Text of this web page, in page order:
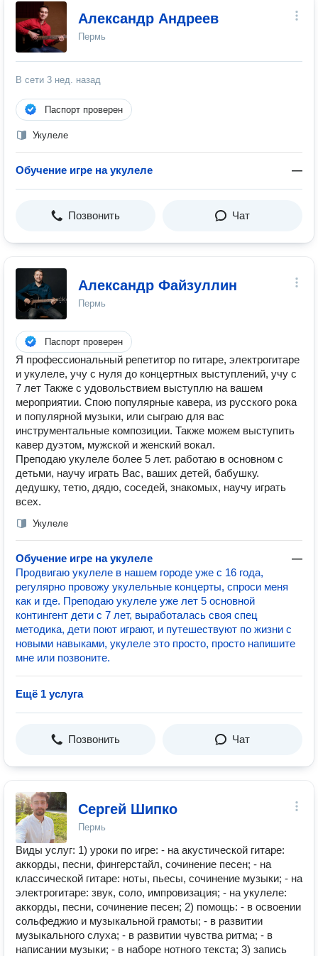
Александр Андреев
Пермь
В сети 3 нед. назад
Паспорт проверен
Укулеле
Обучение игре на укулеле —
Позвонить Чат
Александр Файзуллин
Пермь
Паспорт проверен
Я профессиональный репетитор по гитаре, электрогитаре
и укулеле, учу с нуля до концертных выступлений, учу с
7 лет Также с удовольствием выступлю на вашем
мероприятии. Спою популярные кавера, из русского рока
и популярной музыки, или сыграю для вас
инструментальные композиции. Также можем выступить
кавер дуэтом, мужской и женский вокал.
Преподаю укулеле более 5 лет. работаю в основном с
детьми, научу играть Вас, ваших детей, бабушку.
дедушку, тетю, дядю, соседей, знакомых, научу играть
всех.
Укулеле
Обучение игре на укулеле
—
Продвигаю укулеле в нашем городе уже с 16 года,
регулярно провожу укулельные концерты, спроси меня
как и где. Преподаю укулеле уже лет 5 основной
контингент дети с 7 лет, выработалась своя спец
методика, дети поют играют, и путешествуют по жизни с
новыми навыками, укулеле это просто, просто напишите
мне или позвоните.
Ещё 1 услуга
Позвонить Чат
Сергей Шипко
Пермь
Виды услуг: 1) уроки по игре: - на акустической гитаре:
аккорды, песни, фингерстайл, сочинение песен; - на
классической гитаре: ноты, пьесы, сочинение музыки; - на
электрогитаре: звук, соло, импровизация; - на укулеле:
аккорды, песни, сочинение песен; 2) помощь: - в освоении
сольфеджио и музыкальной грамоты; - в развитии
музыкального слуха; - в развитии чувства ритма; - в
написании музыки; - в наборе нотного текста; 3) запись